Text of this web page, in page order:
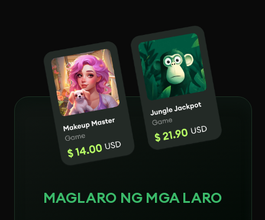
MAGLARO NG MGA LARO